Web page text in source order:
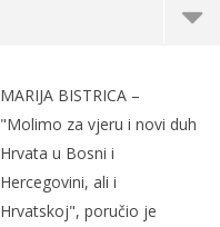
MARIJA BISTRICA –
"Molimo za vjeru i novi duh
Hrvata u Bosni i
Hercegovini, ali i
Hrvatskoj", poručio je